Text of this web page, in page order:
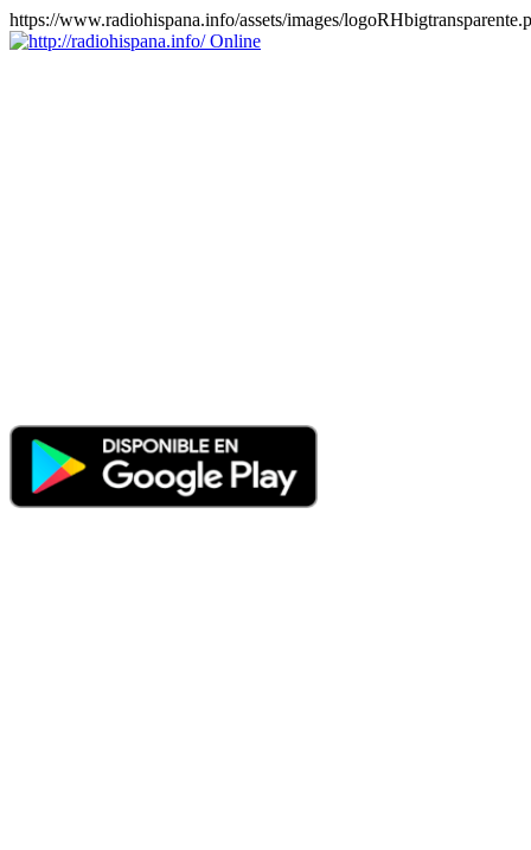
https://www.radiohispana.info/assets/images/
Online